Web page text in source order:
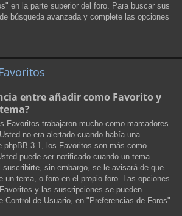
en la parte superior del foro. Para buscar sus
búsqueda avanzada y complete las opciones
entre añadir como Favorito y
Favoritos trabajaron mucho como marcadores
no era alertado cuando había una
phpBB 3.1, los Favoritos son más como
puede ser notificado cuando un tema
sin embargo, se le avisará de que
un tema, o foro en el propio foro. Las opciones
y las suscripciones se pueden
Control de Usuario, en "Preferencias de Foros".